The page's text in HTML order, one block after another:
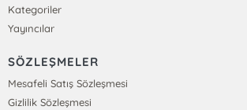
Kategoriler
Yayıncılar
SÖZLEŞMELER
Mesafeli Satış Sözleşmesi
Gizlilik Sözleşmesi